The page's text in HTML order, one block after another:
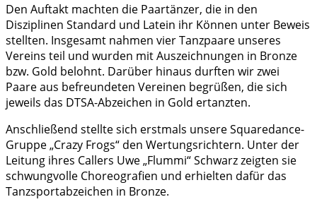
Den Auftakt machten die Paartänzer, die in den
Disziplinen Standard und Latein ihr Können unter Beweis
stellten. Insgesamt nahmen vier Tanzpaare unseres
Vereins teil und wurden mit Auszeichnungen in Bronze
bzw. Gold belohnt. Darüber hinaus durften wir zwei
Paare aus befreundeten Vereinen begrüßen, die sich
jeweils das DTSA-Abzeichen in Gold ertanzten.
Anschließend stellte sich erstmals unsere Squaredance-
Gruppe „Crazy Frogs“ den Wertungsrichtern. Unter der
Leitung ihres Callers Uwe „Flummi“ Schwarz zeigten sie
schwungvolle Choreografien und erhielten dafür das
Tanzsportabzeichen in Bronze.